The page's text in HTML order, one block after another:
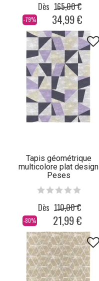
-79%
Dès 165,00 €
34,99 €
Tapis géométrique
multicolore plat design
Peses
-80%
Dès 110,00 €
21,99 €